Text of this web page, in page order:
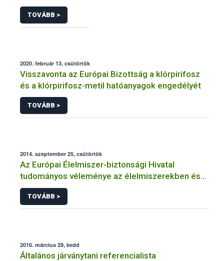
TOVÁBB >
2020. február 13, csütörtök
Visszavonta az Európai Bizottság a klórpirifosz
és a klórpirifosz-metil hatóanyagok engedélyét
TOVÁBB >
2014. szeptember 25, csütörtök
Az Európai Élelmiszer-biztonsági Hivatal
tudományos véleménye az élelmiszerekben és
takarmányokban jelenlévő citrininnel
kapcsolatban
TOVÁBB >
2016. március 29, kedd
Általános járványtani referencialista